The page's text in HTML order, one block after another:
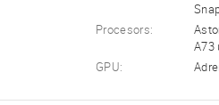
Procesors:
A73
GPU: